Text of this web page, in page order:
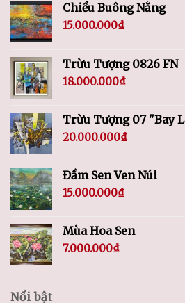
Chiều Buông Nắng
15.000.000₫
Trừu Tượng 0826 FN
18.000.000₫
Trừu Tượng 07 "Bay
20.000.000₫
Đầm Sen Ven Núi
15.000.000₫
Mùa Hoa Sen
7.000.000₫
Nổi bật